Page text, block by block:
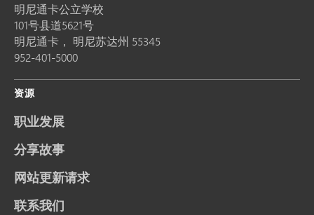
明尼通卡公立学校
101号县道5621号
明尼通卡， 明尼苏达州 55345
952-401-5000
资源
职业发展
分享故事
网站更新请求
联系我们